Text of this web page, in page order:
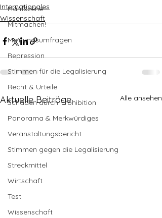
Hanfszene
Mitmachen!
Meinungsumfragen
Repression
Stimmen für die Legalisierung
Recht & Urteile
Schäden durch Prohibition
Panorama & Merkwürdiges
Veranstaltungsbericht
Stimmen gegen die Legalisierung
Streckmittel
Wirtschaft
Test
Wissenschaft
Internationales
Wissenschaft
Aktuelle Beiträge Alle ansehen